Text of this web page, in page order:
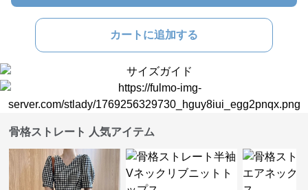
カートに追加する
骨格ストレート 人気アイテム